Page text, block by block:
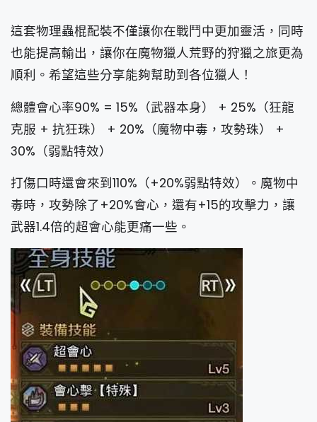
這套物理蟲棍配裝不僅讓你在戰鬥中更加靈活，同時
也能提高輸出，讓你在魔物獵人荒野的狩獵之旅更為
順利。希望這些分享能夠幫助到各位獵人！
總體會心率90% = 15%（武器本身） + 25%（狂龍
克服 + 抗狂珠） + 20%（魔物中毒，攻勢珠） +
30%（弱點特效）
打傷口時還會來到110%（+20%弱點特效）。魔物中
毒時，攻勢除了+20%會心，還有+15的攻擊力，讓
武器1.4倍的超會心能更痛一些。